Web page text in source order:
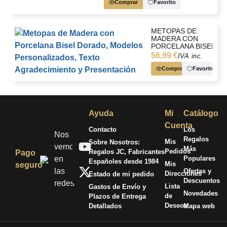
más personalizables?
emblema clásico de la Guardia Civil y la personalización se
limita a la placa, mientras que otros modelos permiten
personalizar también el escudo o elementos adicionales.
Comprar Favorito
METOPAS DE
MADERA CON
PORCELANA BISEL
DORADO,
MODELOS
PERSONALIZADOS,
TEXTO
56,99 €IVA inc.
Comprar Favorito
Pago
seguro
Nos
vemos
en
las
redes
Ayuda
Contacto
Sobre Nosotros:
Regalos JC, Fabricantes
Españoles desde 1984
Estado de mi pedido
Gastos de Envío y
Plazos de Entrega
Detallados
Mi
Cuenta
Mis
Pedidos
Mis
Direcciones
Lista
de
Deseos
Catálogo
Los
Regalos
Más
Populares
Ofertas y
Descuentos
Novedades
Mapa web